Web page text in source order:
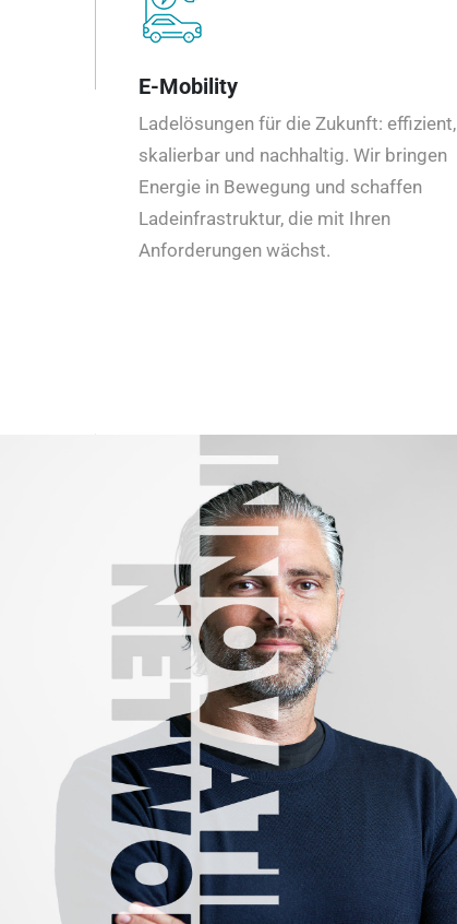
E-Mobility
Ladelösungen für die Zukunft: effizient,
skalierbar und nachhaltig. Wir bringen
Energie in Bewegung und schaffen
Ladeinfrastruktur, die mit Ihren
Anforderungen wächst.